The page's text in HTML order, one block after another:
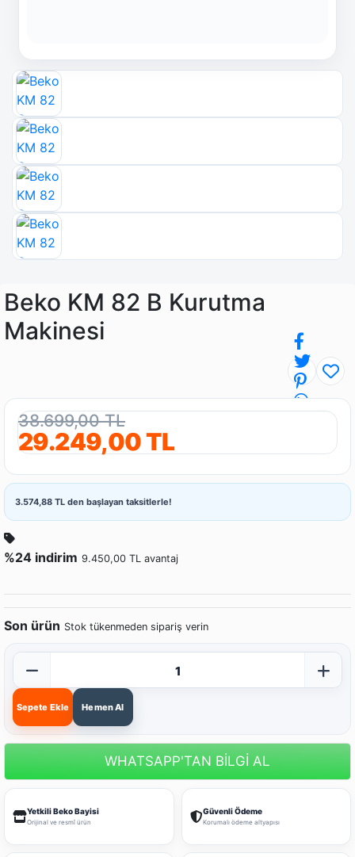
Beko KM 82 B Kurutma
Makinesi
38.699,00 TL
29.249,00 TL
3.574,88 TL den başlayan taksitlerle!
%24 indirim 9.450,00 TL avantaj
Son ürün Stok tükenmeden sipariş verin
Sepete Ekle Hemen Al
WHATSAPP'TAN BİLGİ AL
Yetkili Beko Bayisi
Orijinal ve resmî ürün
Güvenli Ödeme
Korumalı ödeme altyapısı